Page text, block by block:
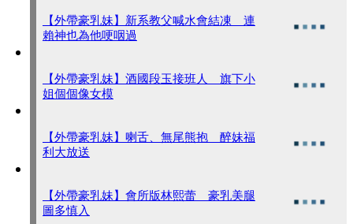
【外帶豪乳妹】新系教父喊水會結凍 連
賴神也為他哽咽過
【外帶豪乳妹】酒國段玉接班人 旗下小
姐個個像女模
【外帶豪乳妹】喇舌、無尾熊抱 醉妹福
利大放送
【外帶豪乳妹】會所版林熙蕾 豪乳美腿
圖多慎入